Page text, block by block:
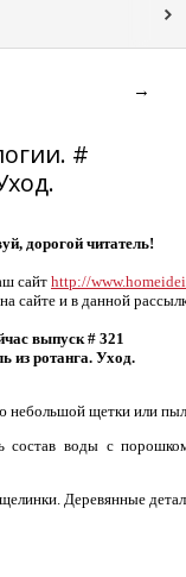
→
#
дорогой читатель!
сайт http://
сайте и в данной
выпуск # 321
из ротанга. Уход.
небольшой щетки или
состав воды с
Деревянные